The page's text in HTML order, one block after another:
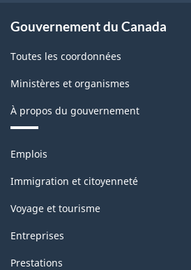
données
le
mois
de
mars
Gouvernement du Canada
Toutes les coordonnées
Ministères et organismes
À propos du gouvernement
Thèmes
sujets
Emplois
Immigration et citoyenneté
Voyage et tourisme
Entreprises
Prestations